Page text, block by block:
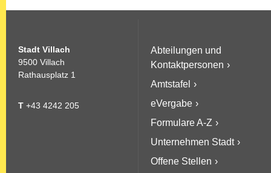
Stadt Villach
9500 Villach
Rathausplatz 1
T +43 4242 205
Abteilungen und
Kontaktpersonen
Amtstafel
eVergabe
Formulare A-Z
Unternehmen Stadt
Offene Stellen